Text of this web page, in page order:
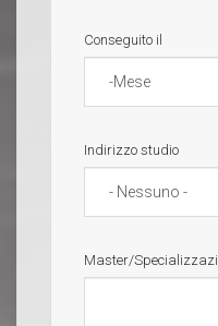
Conseguito il
Indirizzo studio
Master/